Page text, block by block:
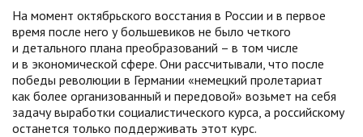
На момент октябрьского восстания в России и в первое
время после него у большевиков не было четкого
и детального плана преобразований – в том числе
и в экономической сфере. Они рассчитывали, что после
победы революции в Германии «немецкий пролетариат
как более организованный и передовой» возьмет на себя
задачу выработки социалистического курса, а российскому
останется только поддерживать этот курс.